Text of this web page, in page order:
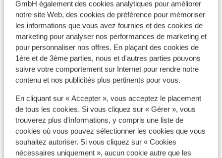
GmbH également des cookies analytiques pour améliorer
notre site Web, des cookies de préférence pour mémoriser
les informations que vous avez fournies et des cookies de
marketing pour analyser nos performances de marketing et
pour personnaliser nos offres. En plaçant des cookies de
1ère et de 3ème parties, nous et d'autres parties pouvons
suivre votre comportement sur Internet pour rendre notre
contenu et nos publicités plus pertinents pour vous.
En cliquant sur « Accepter », vous acceptez le placement
de tous les cookies. Si vous cliquez sur « Gérer », vous
trouverez plus d'informations, y compris une liste de
cookies où vous pouvez sélectionner les cookies que vous
souhaitez autoriser. Si vous cliquez sur « Cookies
nécessaires uniquement », aucun cookie autre que les
federe med intro. Alt i alt en dejlig ferie.
Hôtel Zafiro Palace Andratx & SPA - all inclusive
Iberostar Waves Alcudia Park
Bordoy Alcudia Port Suites - adults only
Iberostar Selection Playa de Muro Village
Melia Cala d'Or Boutique Hotel
Hôtel Iberostar Selection Albufera Park